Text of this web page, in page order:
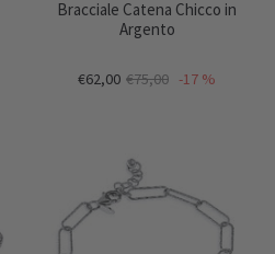
Bracciale Catena Chicco in
Argento
€62,00 €75,00 -17 %